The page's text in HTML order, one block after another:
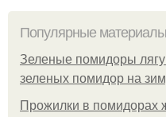
Популярные материалы
Зеленые помидоры
зеленых помидор на
Прожилки в помидорах